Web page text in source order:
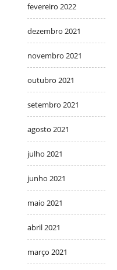
fevereiro 2022
dezembro 2021
novembro 2021
outubro 2021
setembro 2021
agosto 2021
julho 2021
junho 2021
maio 2021
abril 2021
março 2021